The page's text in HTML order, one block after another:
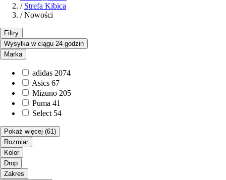
/ Strefa Kibica
/ Nowości
Filtry
Wysyłka w ciągu 24 godzin
Marka
adidas 2074
Asics 67
Mizuno 205
Puma 41
Select 54
Pokaż więcej (61)
Rozmiar
Kolor
Drop
Zakres